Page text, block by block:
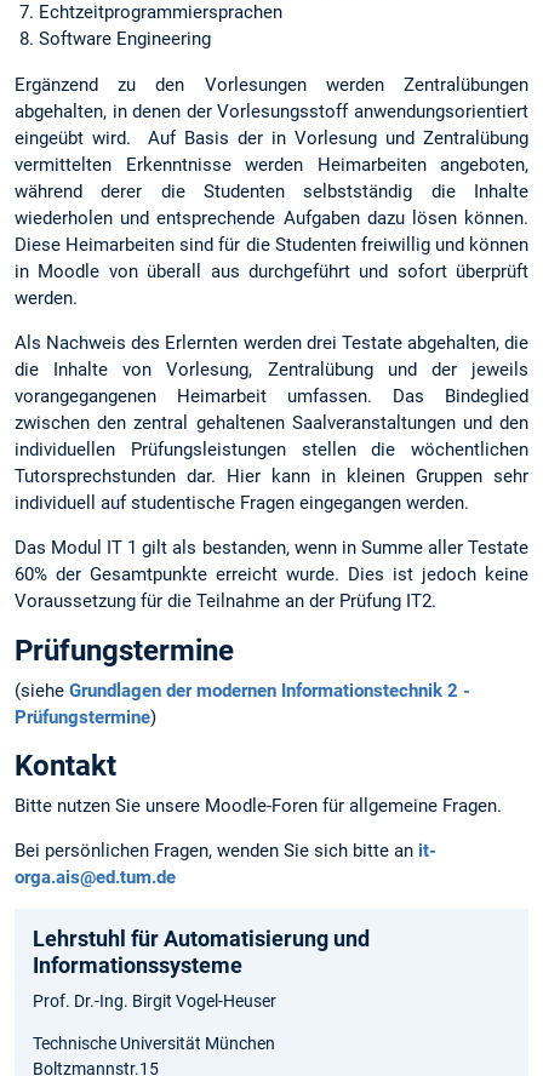
Echtzeitprogrammiersprachen
Software Engineering
Ergänzend zu den Vorlesungen werden Zentralübungen
abgehalten, in denen der Vorlesungsstoff anwendungsorientiert
eingeübt wird. Auf Basis der in Vorlesung und Zentralübung
vermittelten Erkenntnisse werden Heimarbeiten angeboten,
während derer die Studenten selbstständig die Inhalte
wiederholen und entsprechende Aufgaben dazu lösen können.
Diese Heimarbeiten sind für die Studenten freiwillig und können
in Moodle von überall aus durchgeführt und sofort überprüft
werden.
Als Nachweis des Erlernten werden drei Testate abgehalten, die
die Inhalte von Vorlesung, Zentralübung und der jeweils
vorangegangenen Heimarbeit umfassen. Das Bindeglied
zwischen den zentral gehaltenen Saalveranstaltungen und den
individuellen Prüfungsleistungen stellen die wöchentlichen
Tutorsprechstunden dar. Hier kann in kleinen Gruppen sehr
individuell auf studentische Fragen eingegangen werden.
Das Modul IT 1 gilt als bestanden, wenn in Summe aller Testate
60% der Gesamtpunkte erreicht wurde. Dies ist jedoch keine
Voraussetzung für die Teilnahme an der Prüfung IT2.
Prüfungstermine
(siehe Grundlagen der modernen Informationstechnik 2 -
Prüfungstermine)
Kontakt
Bitte nutzen Sie unsere Moodle-Foren für allgemeine Fragen.
Bei persönlichen Fragen, wenden Sie sich bitte an it-
orga.ais@ed.tum.de
Lehrstuhl für Automatisierung und
Informationssysteme
Prof. Dr.-Ing. Birgit Vogel-Heuser
Technische Universität München
Boltzmannstr.15